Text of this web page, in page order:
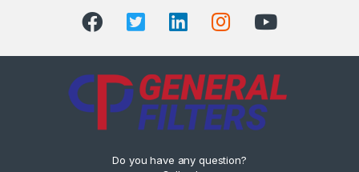
Do you have any question?